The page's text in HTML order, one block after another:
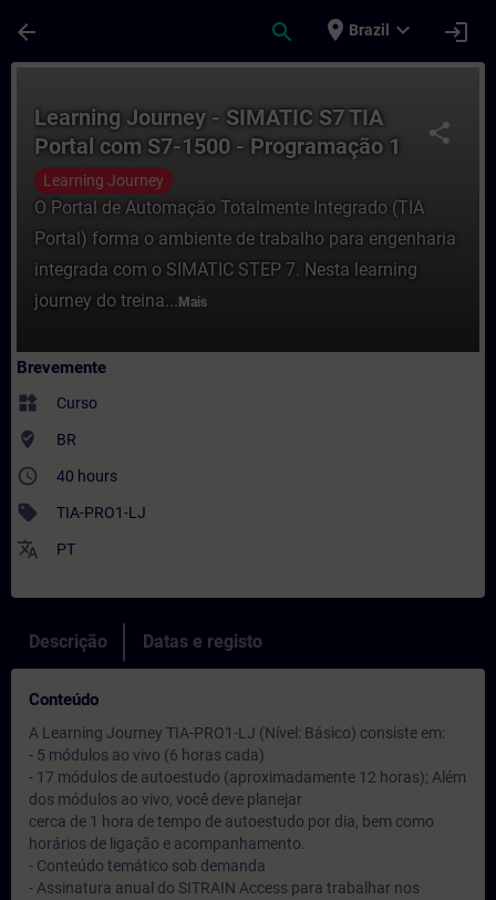
arrow_back search place Brazil expand_more login
share
Learning Journey - SIMATIC S7 TIA
Portal com S7-1500 - Programação 1
Learning Journey
O Portal de Automação Totalmente Integrado (TIA
Portal) forma o ambiente de trabalho para engenharia
integrada com o SIMATIC STEP 7. Nesta learning
journey do treina... Mais
Brevemente
widgets Curso
where_to_vote BR
access_time 40 hours
sell TIA-PRO1-LJ
translate PT
Descrição Datas e registo
Conteúdo
A Learning Journey TIA-PRO1-LJ (Nível: Básico) consiste em:
- 5 módulos ao vivo (6 horas cada)
- 17 módulos de autoestudo (aproximadamente 12 horas); Além
dos módulos ao vivo, você deve planejar
cerca de 1 hora de tempo de autoestudo por dia, bem como
horários de ligação e acompanhamento.
- Conteúdo temático sob demanda
- Assinatura anual do SITRAIN Access para trabalhar nos